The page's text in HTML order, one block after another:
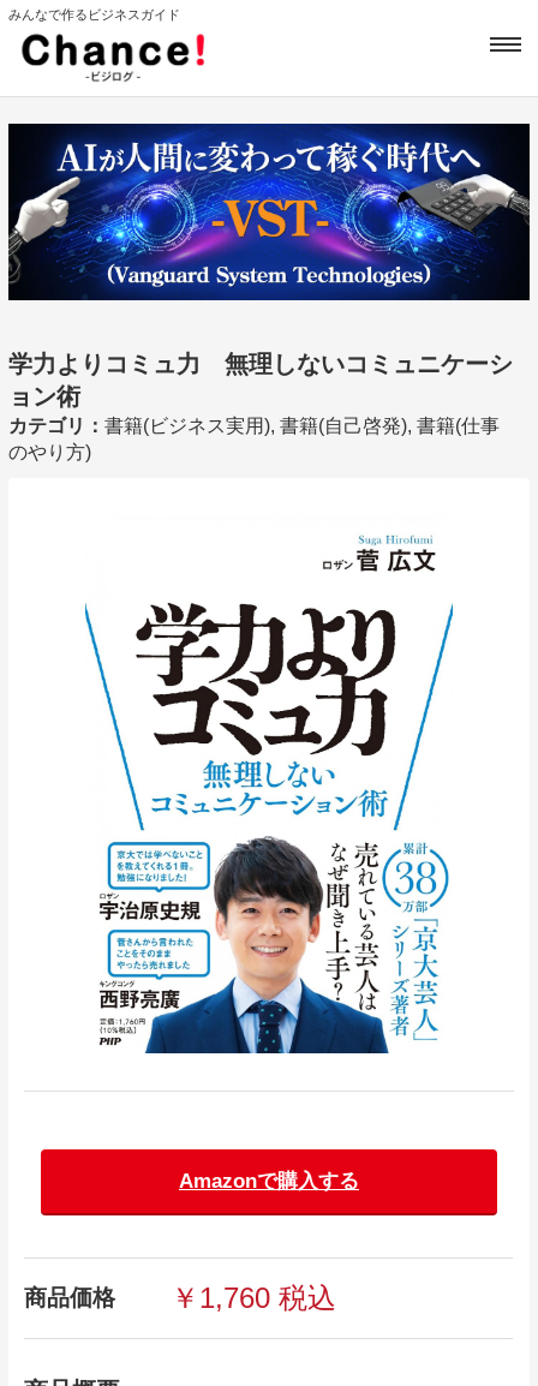
みんなで作るビジネスガイド
学力よりコミュ力 無理しないコミュニケーシ
ョン術
カテゴリ： 書籍(ビジネス実用), 書籍(自己啓発), 書籍(仕事
のやり方)
Amazonで購入する
商品価格 ￥1,760 税込